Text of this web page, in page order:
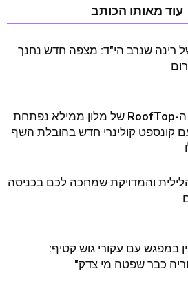
עוד מאותו הכותב
רינה שנרב הי"ד: מצפה חדש נחנך
מסעדת ה-RoofTop של מלון ממילא נפתחת
קונספט קולינרי חדש בהובלת השף
והמדויקת שמחכה לכם בכניסה
במפגש עם עקורי גוש קטיף:
כבר שפטה מי צדק"